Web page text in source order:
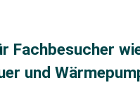
Fachbesucher
und